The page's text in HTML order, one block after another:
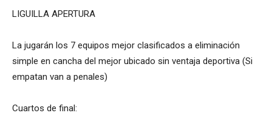
LIGUILLA APERTURA
La jugarán los 7 equipos mejor clasificados a eliminación
simple en cancha del mejor ubicado sin ventaja deportiva (Si
empatan van a penales)
Cuartos de final: